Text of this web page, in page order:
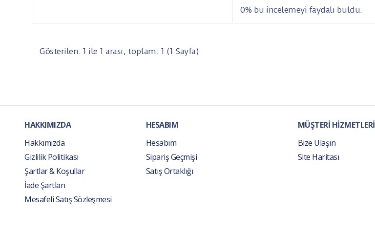
0% bu incelemeyi faydalı buldu.
Gösterilen: 1 ile 1 arası, toplam: 1 (1 Sayfa)
HAKKIMIZDA
Hakkımızda
Gizlilik Politikası
Şartlar & Koşullar
İade Şartları
Mesafeli Satış Sözleşmesi
HESABIM
Hesabım
Sipariş Geçmişi
Satış Ortaklığı
MÜŞTERİ HİZMETLERİ
Bize Ulaşın
Site Haritası